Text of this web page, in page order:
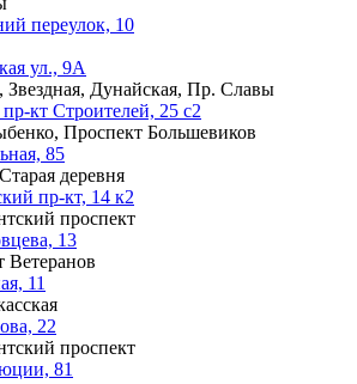
переулок, 10
ул., 9А
Звездная, Дунайская, Пр. Славы
кт Строителей, 25 с2
Проспект Большевиков
85
деревня
пр-кт, 14 к2
проспект
13
Ветеранов
11
22
проспект
81